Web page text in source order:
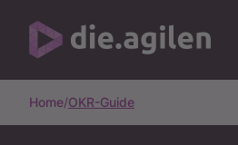
Home/OKR-Guide